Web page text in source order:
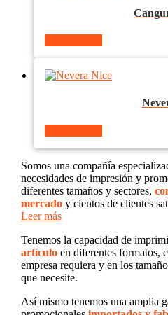
Somos una compañía
necesidades de impresión y
diferentes tamaños y sectores,
mercadoy cientos de clientes
Leer más
Tenemos la capacidad de
artículoen diferentes formatos,
empresa requiera y en los
que necesite.
Así mismo tenemos una amplia